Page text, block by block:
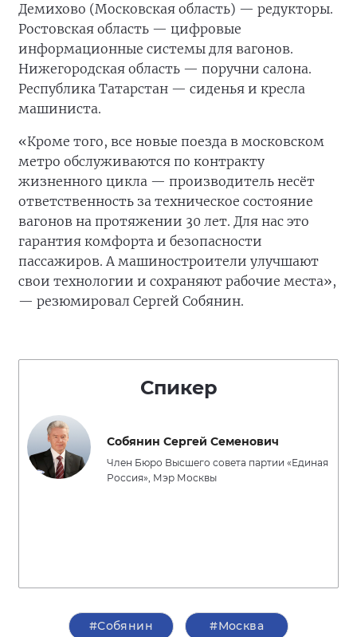
Демихово (Московская область) — редукторы.
Ростовская область — цифровые
информационные системы для вагонов.
Нижегородская область — поручни салона.
Республика Татарстан — сиденья и кресла
машиниста.
«Кроме того, все новые поезда в московском
метро обслуживаются по контракту
жизненного цикла — производитель несёт
ответственность за техническое состояние
вагонов на протяжении 30 лет. Для нас это
гарантия комфорта и безопасности
пассажиров. А машиностроители улучшают
свои технологии и сохраняют рабочие места»,
— резюмировал Сергей Собянин.
Спикер
Собянин Сергей Семенович
Член Бюро Высшего совета партии «Единая
Россия», Мэр Москвы
#Собянин #Москва